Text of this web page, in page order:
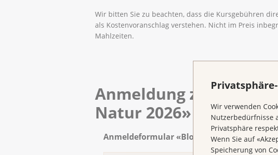
Wir verwenden
Nutzerbedürfnisse
Privatsphäre
Wenn Sie auf
Speicherung von
Wir bitten Sie zu beachten, dass die Kursgebühren
als Kostenvoranschlag verstehen. Nicht im Preis
Mahlzeiten.
Anmeldung zum
Natur 2026»
Anmeldeformular «Blockkurs Kraft der